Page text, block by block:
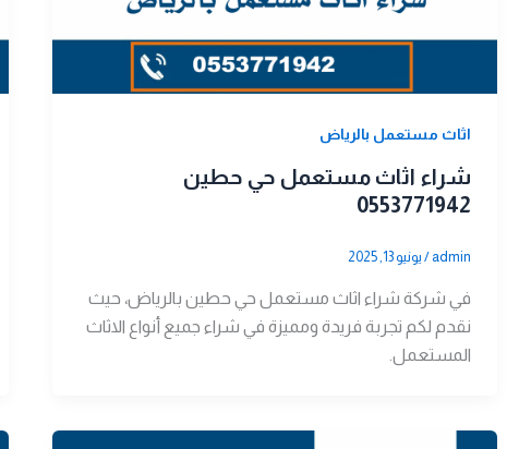
اثاث مستعمل بالرياض
شراء اثاث مستعمل حي حطين
0553771942
admin
/ يونيو 13, 2025
في شركة شراء اثاث مستعمل حي حطين بالرياض، حيث
نقدم لكم تجربة فريدة ومميزة في شراء جميع أنواع الاثاث
المستعمل.